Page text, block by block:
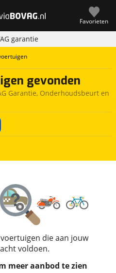
Favorieten
garantie
gevonden
Garantie, Onderhoudsbeurt en
die aan jouw
voldoen.
meer aanbod te zien